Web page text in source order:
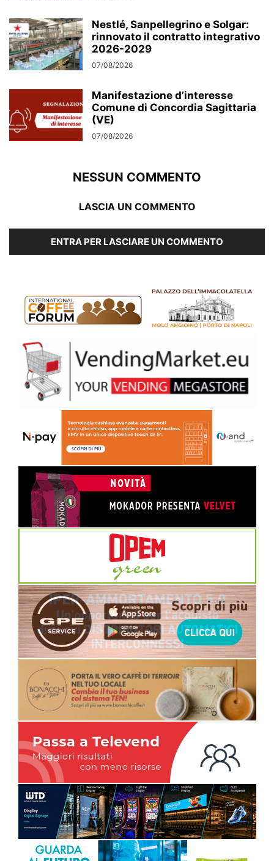
Nestlé, Sanpellegrino e Solgar:
rinnovato il contratto integrativo
2026-2029
07/08/2026
Manifestazione d’interesse
Comune di Concordia Sagittaria
(VE)
07/08/2026
NESSUN COMMENTO
LASCIA UN COMMENTO
ENTRA PER LASCIARE UN COMMENTO